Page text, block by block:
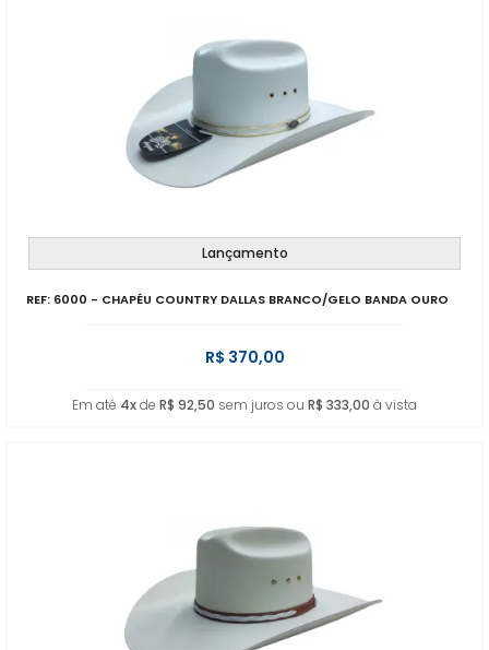
Lançamento
REF: 6000 - CHAPÉU COUNTRY DALLAS BRANCO/GELO BANDA OURO
R$ 370,00
Em até 4xde R$ 92,50 sem juros ou R$ 333,00 à vista